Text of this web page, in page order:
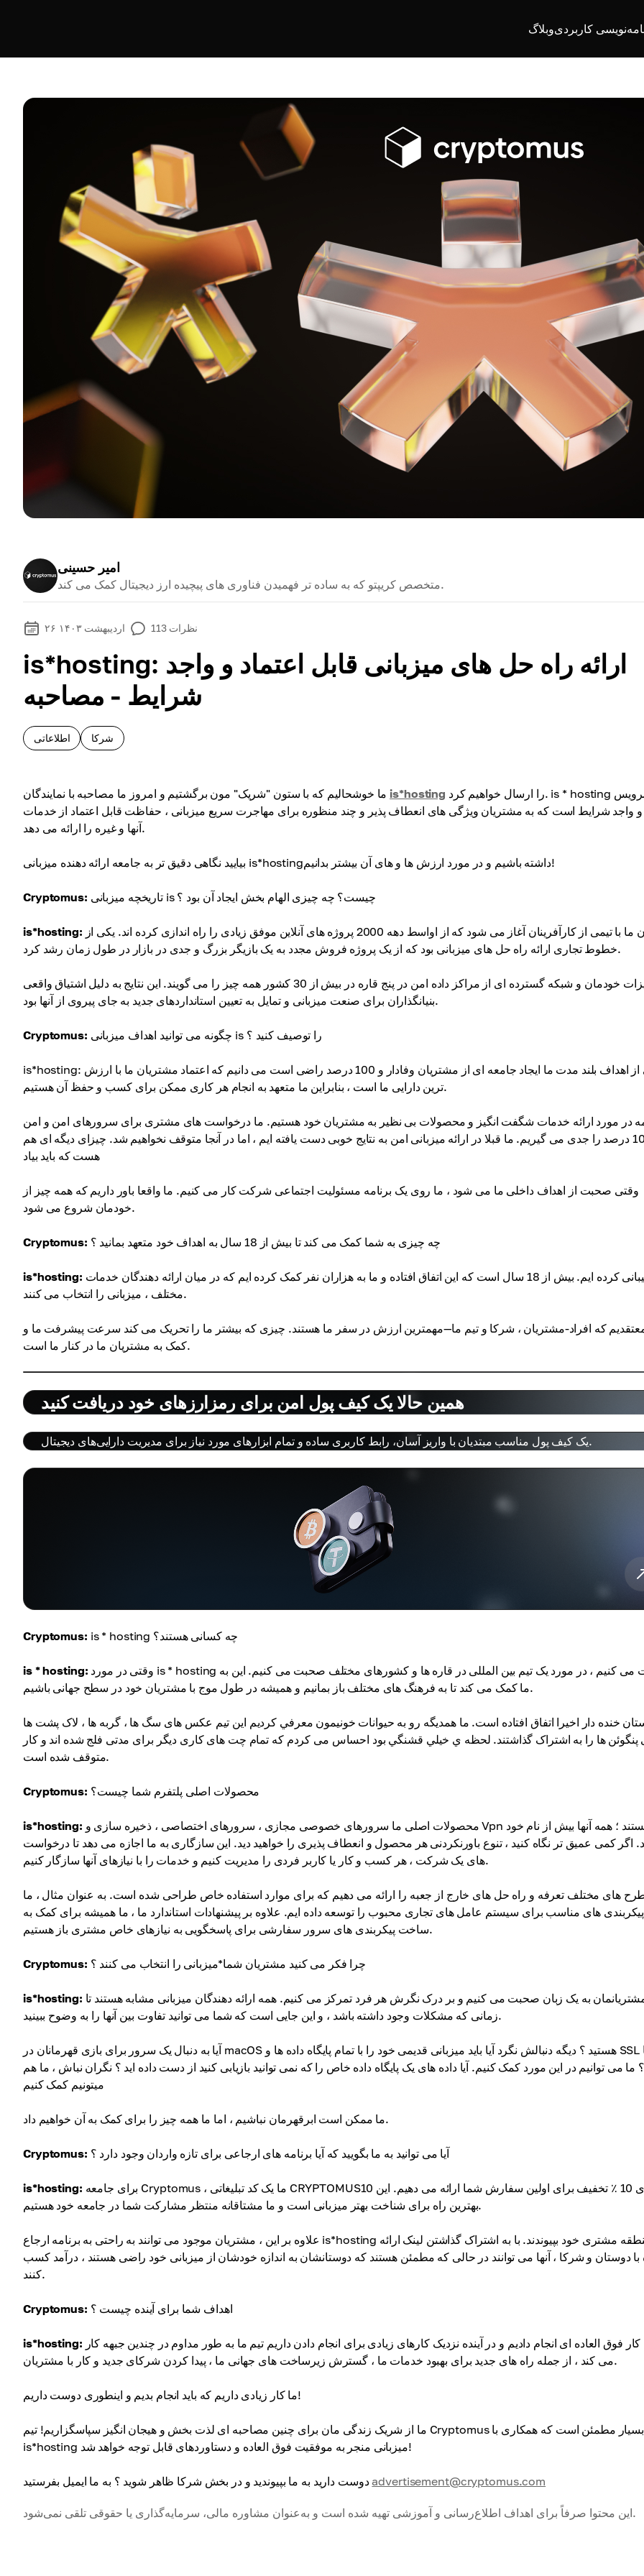
کاربردیوبلاگ
امیر حسینی
متخصص کریپتو که به ساده تر فهمیدن فناوری های پیچیده ارز دیجیتال کمک می کند.
۲۶ اردیبهشت ۱۴۰۳ 113 نظرات
is*hosting: ارائه راه حل های میزبانی قابل اعتماد و واجد
شرایط - مصاحبه
اطلاعاتی شرکا
ما خوشحاليم که با ستون "شريک" مون برگشتيم و امروز ما مصاحبه با نمایندگانis*hosting
و واجد شرایط است که به مشتریان ویژگی های انعطاف پذیر و چند منظوره برای مهاجرت سریع میزبانی ، حفاظت قابل اعتماد از خدمات
آنها و غیره را ارائه می دهد.
بیایید نگاهی دقیق تر به جامعه ارائه دهنده میزبانی is*hostingداشته باشیم و در مورد ارزش ها و های آن بیشتر بدانیم!
Cryptomus: تاریخچه میزبانی is چیست؟ چه چیزی الهام بخش ایجاد آن بود ؟
is*hosting:
خطوط تجاری ارائه راه حل های میزبانی بود که از یک پروژه فروش مجدد به یک بازیگر بزرگ و جدی در بازار در طول زمان رشد کرد.
تجهیزات خودمان و شبکه گسترده ای از مراکز داده امن در پنج قاره در بیش از 30 کشور همه چیز را می گویند. این نتایج به دلیل اشتیاق واقعی
بنیانگذاران برای صنعت میزبانی و تمایل به تعیین استانداردهای جدید به جای پیروی از آنها بود.
Cryptomus: چگونه می توانید اهداف میزبانی is را توصیف کنید ؟
is*hosting: یکی از اهداف بلند مدت ما ایجاد جامعه ای از مشتریان وفادار و 100 درصد راضی است می دانیم که اعتماد مشتریان ما با ارزش
ترین دارایی ما است ، بنابراین ما متعهد به انجام هر کاری ممکن برای کسب و حفظ آن هستیم.
در مورد ارائه خدمات شگفت انگیز و محصولات بی نظیر به مشتریان خود هستیم. ما درخواست های مشتری برای سرورهای امن و امن
100 درصد را جدی می گیریم. ما قبلا در ارائه میزبانی امن به نتایج خوبی دست یافته ایم ، اما در آنجا متوقف نخواهیم شد. چیزای دیگه ای هم
هست که باید بیاد
وقتی صحبت از اهداف داخلی ما می شود ، ما روی یک برنامه مسئولیت اجتماعی شرکت کار می کنیم. ما واقعا باور داریم که همه چیز از
خودمان شروع می شود.
Cryptomus: چه چیزی به شما کمک می کند تا بیش از 18 سال به اهداف خود متعهد بمانید ؟
is*hosting:
مختلف ، میزبانی را انتخاب می کنند.
که افراد-مشتریان ، شرکا و تیم ما—مهمترین ارزش در سفر ما هستند. چیزی که بیشتر ما را تحریک می کند سرعت پیشرفت ما و
کمک به مشتریان ما در کنار ما است.
همین حالا یک کیف پول امن برای رمزارزهای خود دریافت کنید
یک کیف پول مناسب مبتدیان با واریز آسان، رابط کاربری ساده و تمام ابزارهای مورد نیاز برای مدیریت دارایی‌های دیجیتال.
Cryptomus: is * hosting چه کسانی هستند؟
is * hosting:
ما کمک می کند تا به فرهنگ های مختلف باز بمانیم و همیشه در طول موج با مشتریان خود در سطح جهانی باشیم.
خنده دار اخیرا اتفاق افتاده است. ما همديگه رو به حيوانات خونيمون معرفي کرديم این تیم عکس های سگ ها ، گربه ها ، لاک پشت ها
پنگوئن ها را به اشتراک گذاشتند. لحظه ي خيلي قشنگي بود احساس می کردم که تمام چت های کاری دیگر برای مدتی فلج شده اند و کار
متوقف شده است.
Cryptomus: محصولات اصلی پلتفرم شما چیست؟
is*hosting:
اگر کمی عمیق تر نگاه کنید ، تنوع باورنکردنی هر محصول و انعطاف پذیری را خواهید دید. این سازگاری به ما اجازه می دهد تا درخواست
های یک شرکت ، هر کسب و کار یا کاربر فردی را مدیریت کنیم و خدمات را با نیازهای آنها سازگار کنیم.
های مختلف تعرفه و راه حل های خارج از جعبه را ارائه می دهیم که برای موارد استفاده خاص طراحی شده است. به عنوان مثال ، ما
پیکربندی های مناسب برای سیستم عامل های تجاری محبوب را توسعه داده ایم. علاوه بر پیشنهادات استاندارد ما ، ما همیشه برای کمک به
ساخت پیکربندی های سرور سفارشی برای پاسخگویی به نیازهای خاص مشتری باز هستیم.
Cryptomus: چرا فکر می کنید مشتریان شما*میزبانی را انتخاب می کنند ؟
is*hosting:
زمانی که مشکلات وجود داشته باشد ، و این جایی است که شما می توانید تفاوت بین آنها را به وضوح ببینید.
آیا به دنبال یک سرور برای بازی قهرمانان در macOS هستید ؟ ديگه دنبالش نگرد آیا باید میزبانی قدیمی خود را با تمام پایگاه داده ها و SSL جابجا
ما می توانیم در این مورد کمک کنیم. آیا داده های یک پایگاه داده خاص را که نمی توانید بازیابی کنید از دست داده اید ؟ نگران نباش ، ما هم
ميتونيم کمک کنيم
ما ممکن است ابرقهرمان نباشیم ، اما ما همه چیز را برای کمک به آن خواهیم داد.
Cryptomus: آیا می توانید به ما بگویید که آیا برنامه های ارجاعی برای تازه واردان وجود دارد ؟
is*hosting:
بهترین راه برای شناخت بهتر میزبانی است و ما مشتاقانه منتظر مشارکت شما در جامعه خود هستیم.
علاوه بر این ، مشتریان موجود می توانند به راحتی به برنامه ارجاع is*hosting در منطقه مشتری خود بپیوندند. با به اشتراک گذاشتن لینک ارائه
دوستان و شرکا ، آنها می توانند در حالی که مطمئن هستند که دوستانشان به اندازه خودشان از میزبانی خود راضی هستند ، درآمد کسب
کنند.
Cryptomus: اهداف شما برای آینده چیست ؟
is*hosting:
می کند ، از جمله راه های جدید برای بهبود خدمات ما ، گسترش زیرساخت های جهانی ما ، پیدا کردن شرکای جدید و کار با مشتریان.
ما کار زیادی داریم که باید انجام بدیم و اینطوری دوست داریم!
ما از شریک زندگی مان برای چنین مصاحبه ای لذت بخش و هیجان انگیز سپاسگزاریم! تیم Cryptomus بسیار مطمئن است که همکاری با
is*hosting میزبانی منجر به موفقیت فوق العاده و دستاوردهای قابل توجه خواهد شد!
دوست دارید به ما بپیوندید و در بخش شرکا ظاهر شوید ؟ به ما ایمیل بفرستیدadvertisement@cryptomus.com
این محتوا صرفاً برای اهداف اطلاع‌رسانی و آموزشی تهیه شده است و به‌عنوان مشاوره مالی، سرمایه‌گذاری یا حقوقی تلقی نمی‌شود.